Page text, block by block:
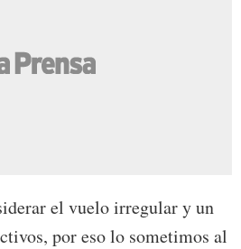
el vuelo irregular y un
por eso lo sometimos al